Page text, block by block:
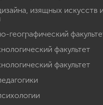
изящных искусств
географический
факультет
факультет